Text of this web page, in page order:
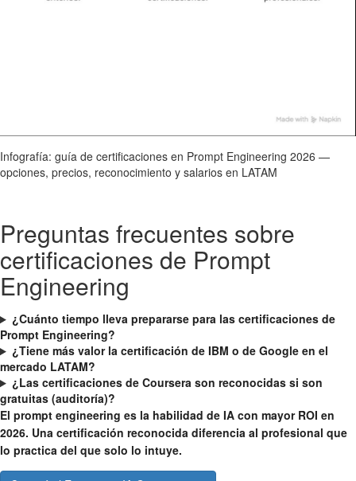
Infografía: guía de certificaciones en Prompt Engineering 2026 —
opciones, precios, reconocimiento y salarios en LATAM
Preguntas frecuentes sobre
certificaciones de Prompt
Engineering
¿Cuánto tiempo lleva prepararse para las certificaciones de
Prompt Engineering?
¿Tiene más valor la certificación de IBM o de Google en el
mercado LATAM?
¿Las certificaciones de Coursera son reconocidas si son
gratuitas (auditoría)?
El prompt engineering es la habilidad de IA con mayor ROI en
2026. Una certificación reconocida diferencia al profesional que
lo practica del que solo lo intuye.